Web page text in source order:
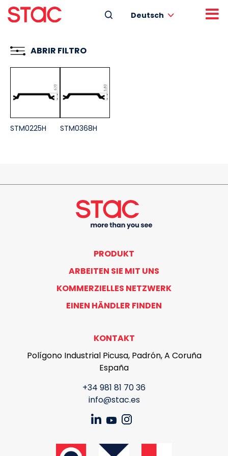
Deutsch
ABRIR FILTRO
STM0225H STM0368H
PRODUKT
ARBEITEN SIE MIT UNS
KOMMERZIELLES NETZWERK
EINEN HÄNDLER FINDEN
KONTAKT
Polígono Industrial Picusa, Padrón, A Coruña
España
+34 981 81 70 36
info@stac.es